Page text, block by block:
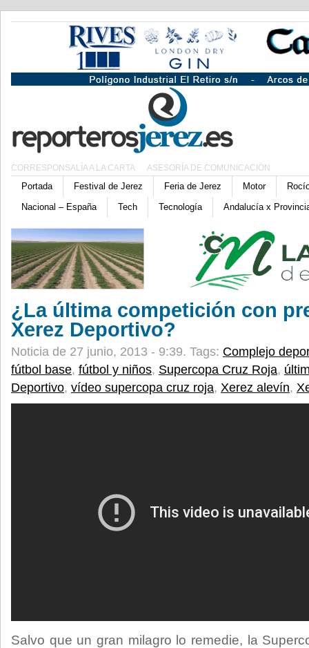
CORRESPONSALÍA A LA CARTA ASESORÍA DE COMUNICACIÓN
Portada Festival de Jerez Feria de Jerez Motor
Nacional – España
Tech Tecnología Andalucía x
¿La última competición con
Xerez Deportivo?
Noticia de 27 junio, 2013 - 9:39. Tags: Complejo
fútbol base, fútbol y niños, Supercopa Cruz Roja,
Deportivo, vídeo supercopa cruz roja, Xerez alevín,
Salvo que un gran milagro lo remedie, la